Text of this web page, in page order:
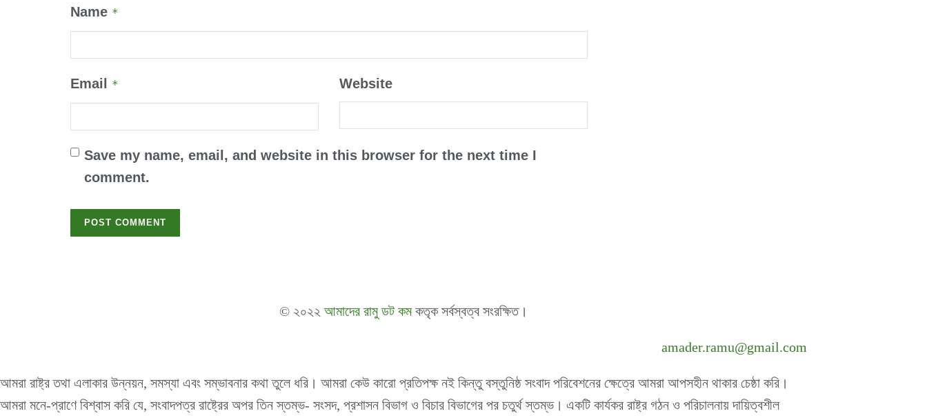
Name *
Email * Website
Save my name, email, and website in this browser for the next time I
comment.
© ২০২২ আমাদের রামু ডট কমকতৃক সর্বস্বত্ব সংরক্ষিত।
amader.ramu@gmail.com
আমরা রাষ্ট্র তথা এলাকার উন্নয়ন, সমস্যা এবং সম্ভাবনার কথা তুলে ধরি। আমরা কেউ কারো প্রতিপক্ষ নই কিন্তু বস্তুনিষ্ঠ সংবাদ পরিবেশনের ক্ষেত্রে আমরা আপসহীন থাকার চেষ্ঠা করি।
আমরা মনে-প্রাণে বিশ্বাস করি যে, সংবাদপত্র রাষ্ট্রের অপর তিন স্তম্ভ- সংসদ, প্রশাসন বিভাগ ও বিচার বিভাগের পর চতুর্থ স্তম্ভ। একটি কার্যকর রাষ্ট্র গঠন ও পরিচালনায় দায়িত্বশীল